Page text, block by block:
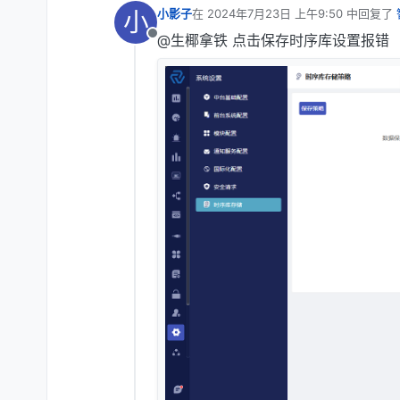
小
离线
小影子在 2024年7月23日 上午9:50 中回复了
最后由 编辑
@生椰拿铁 点击保存时序库设置报错